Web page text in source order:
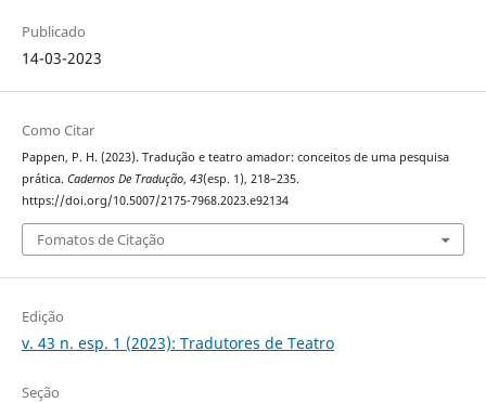
Publicado
14-03-2023
Como Citar
Pappen, P. H. (2023). Tradução e teatro amador: conceitos de uma pesquisa
prática. Cadernos De Tradução, 43(esp. 1), 218–235.
https://doi.org/10.5007/2175-7968.2023.e92134
Fomatos de Citação
Edição
v. 43 n. esp. 1 (2023): Tradutores de Teatro
Seção